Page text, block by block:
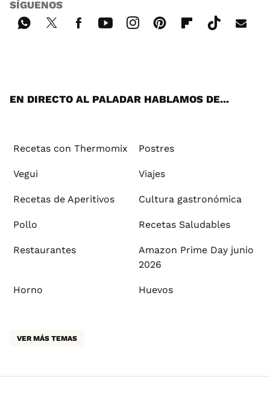
SÍGUENOS
EN DIRECTO AL PALADAR HABLAMOS DE...
Recetas con Thermomix Postres
Vegui Viajes
Recetas de Aperitivos Cultura gastronómica
Pollo Recetas Saludables
Restaurantes
Amazon Prime Day junio
2026
Horno Huevos
VER MÁS TEMAS